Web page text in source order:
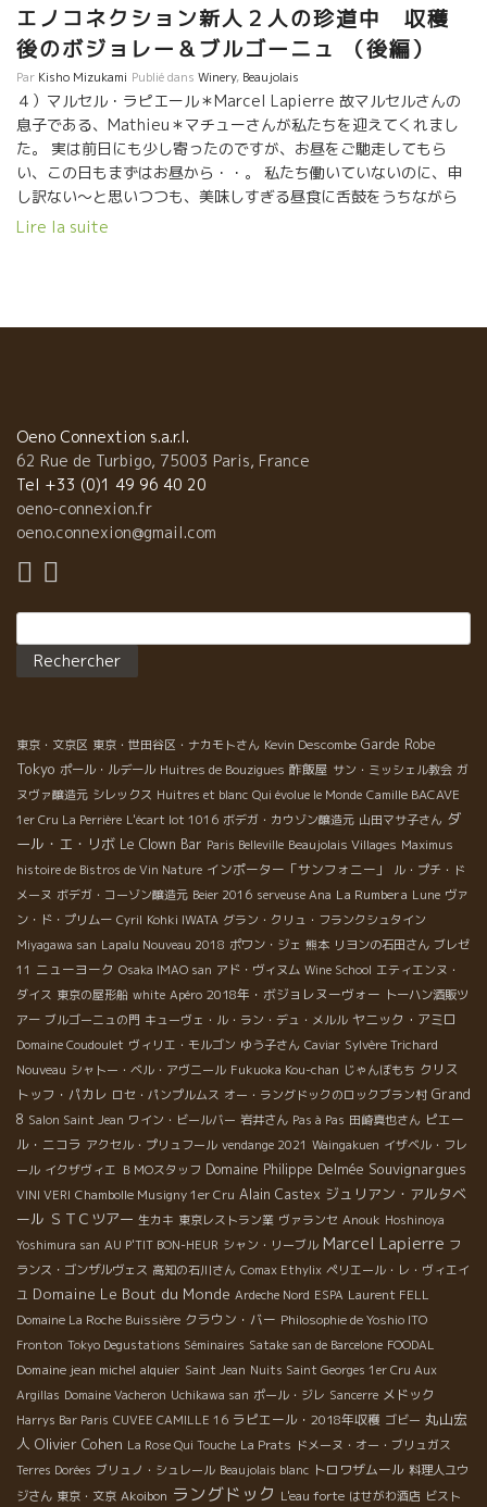
2016年 レミー・デュフェートル 気合一発！！ 過去最良の葡
萄を収穫！！ 強面のレミーの気合が若手の収穫人に乗り移った。
天候でいじめられた2016年のボジョレの村名区画で、レミーほど
完璧な葡萄と量を確保できたところは少ないだろう。 働き者のレ
ミーは必要な時に必要な処置を精確に実行できたのだろう。 若干
のベト病と乾燥の形跡はあったけどほぼ完璧な葡萄を収穫した。
レミーの満足そうな笑顔が印象的だった。 何回も何回も葡萄を食
べて、試していた。 そう、果実味と酸、糖度のバランスが、レミ
ーが狙っているポイントどうりの割合になっている。 収穫人も若
い人ばかりで明るくて活気があってよい。 レミーも畑を廻って収
指導が上手い。 レミーのリーダーとしての素質もなかなかのもの
いる。 葡萄は除梗なしのグラップ・アンティエールで葡萄房丸ご
と発酵槽に入れる。セミ・カルボ醸造。 勿論、醸造中のSO2添加
はゼロ、自然酵母のみでのアルコール発酵。 本当に綺麗な葡萄ば
かりが発酵槽に入っている。葡萄以外のものは一切混入しない。
ルモンタージは、できるだけ優しく必要な時にやる。マセラッシ
ョンはお茶出しの如くに自然に。 ２０１６年のボジョレ・ヌーヴ
ォーを絞った。 パラディをテースティング。 な・なんと爽やかで
真っ直ぐなスタイルなのだろう！ ２０１５年のあの濃縮した葡萄
ョレであんなに爽やかな１５年ヌーヴォーは無かった。 この１６
年は、凄い！！水のように体に沁み渡っていくだろう！！ 奥さん
り会って、５年間 もう後がない窮地を乗り越えて造りあげた渾身
の初ヌーヴォーだった。 その後、次々とワインを開けた。 でも、
最後は尊敬するジャン・フォワラールのコート・ド・ピィ１３を
開けた。旨い！！何という液体だ！ レミーの人生を変えた液体
だ。 2016年産は更に進化したレミーを楽しんで欲しい。 夕食の
前に食前酒でもう一本。レミーがお兄さんのように親しんでいる
チェリー・プゼラのソーヴィニョン・ブランを開けてくれた。旨
い！！ 2013年にこの場所で、ジャン、チェリー、レミー、ローラ
ンス、それと私、一緒に飲んだのを思い出した。７月１４日の暑
い夏だった。私がレミーと初めて逢った日だった。あれから、も
う３年が過ぎた。 この３年のレミーの進化は凄い！！有難う！レ
ミー、ロランス。Merci Remi et Laurence！
エノコネクション新人２人の珍道中 収穫
後のボジョレー＆ブルゴーニュ （後編）
Par Kisho Mizukami Publié dans Winery, Beaujolais
４）マルセル・ラピエール＊Marcel Lapierre 故マルセルさんの
息子である、Mathieu＊マチューさんが私たちを迎えてくれまし
た。 実は前日にも少し寄ったのですが、お昼をご馳走してもら
い、この日もまずはお昼から・・。 私たち働いていないのに、申
し訳ない～と思いつつも、美味しすぎる昼食に舌鼓をうちながら
ニコニコして しまいました。 なんでも、マチューさんはもともと
今も現役でラピエール家の原点を支えています。 ２０１５年は長
女のカミュさんが醸造全般を管理。 マチューの良き右腕的存在で
す。 末っ子のアンヌはラピエール家の太陽。 明るく、周りの雰囲
気を盛り上げ、 必要な個所に現れて援助しています。 ９月１１日
に収穫がすべて終わり、今はマセラシオン・カーボニックと圧搾
ン大桶にたっぷりはいているブドウを交互に圧搾できるそう。
が天候や気圧に影響されることがあるため、酵母と発酵の状態の
管理を綿密にし続けなければいけないとのことでした。 なんとマ
で持っているのはすごい！ 普通のヴィニュロンと同じく、ワイン
成分分析自体は近所の研究所に頼んでいるそうですが、「この機
材があればより細かく、すぐに自分の目でワインの状態を確かめ
られるからいいんだ」とマチューさん。 こだわりがうかがえます
ね！ ２０１５年産は？ 少し時間をいただいて、マチューさんから
日本の皆さんへのメッセージビデオをとらせていただきました。
「今年のブドウはとても早熟で、収穫も早く終わったけれど、ブ
ドウの質が目を見張るほど良くて、ここまでレベルの高い年は久
しぶりだよ。 ここにある全てのタンクはブドウで一杯になってい
て、醸しがはじまっているけれど、例えばこのブドウの房も、食
べてみると味わい・アロマもしっかりとしていて、素晴らしい年
であることがはっきりとわかる。セミ・マセラシォン・カーボニ
ックも例年に比べて長く、このままいけばとても美味しいワイン
が出来上がるはずだよ。 モルゴン２０１５年のパラディ（圧搾直
後のブドウジュース）も味わい深くて、とても「（マチューさん
の誇らしげな日本語で）おいしい！＾＾」。 骨格がしっかりして
いて力強く、果実味があふれているね。 皆さんには、もし１月に
来てもらうことができれば、２０１５年の美味しいワインをぜひ
味わって頂きたいです！」 ５）ジャン・クロード・ラパリュ＊
Jean Claude Lapalu 今回キショウが特に楽しみにしていたのがラ
パリュ！伊藤さんと一緒に飲んで、その美味しさに感動したそ
う、当主のジャン・クロードさんに会うのもとっても楽しみにし
ていました。 通常より５週間早めの8月25日頃に収穫が始まった
というラパリュですが、場所がとっても美しい景観のなかで、こ
んな場所に生まれたというのが羨ましくなってしまいます。 広い
醸造所に入ると、コンクリートタンクやステンレスタンク以外
に、アンフォラを発見！ なんでも友達のヴィニュロン同士でアン
フォラのグループを造っているらしく、自分で注文したアンフォ
ラ以外にも他のヴィニュロン から譲り受けたものも多いそう。
（アルマ・マターのキュヴェはアンフォラにて醸造。その年のブ
ドウの質によってアッサンブラージュの比率等を調整しているよ
うです。） ちょうど行ったときは、直下型圧搾機で１回目のプレ
Lire la suite
Oeno Connextion s.a.r.l.
62 Rue de Turbigo, 75003 Paris, France
Tel +33 (0)1 49 96 40 20
oeno-connexion.fr
oeno.connexion@gmail.com
東京・文京区 東京・世田谷区・ナカモトさん Kevin Descombe Garde Robe
Tokyo ポール・ルデール Huitres de Bouzigues 酢飯屋 サン・ミッシェル教会 ガ
ヌヴァ醸造元 シレックス Huitres et blanc Qui évolue le Monde Camille BACAVE
1er Cru La Perrière L'écart lot 1016 ボデガ・カウゾン醸造元 山田マサ子さん ダ
ール・エ・リボ Le Clown Bar Paris Belleville Beaujolais Villages Maximus
histoire de Bistros de Vin Nature インポーター「サンフォニー」
ル・プチ・ド
メーヌ ボデガ・コーゾン醸造元 Beier 2016 serveuse Ana La Rumbera Lune ヴァ
ン・ド・プリムー Cyril Kohki IWATA グラン・クリュ・フランクシュタイン
Miyagawa san Lapalu Nouveau 2018 ポワン・ジェ 熊本 リヨンの石田さん ブレゼ
11 ニューヨーク Osaka IMAO san アド・ヴィヌム Wine School エティエンヌ・
ダイス 東京の屋形船 white Apéro 2018年・ボジョレヌーヴォー トーハン酒販ツ
アー ブルゴーニュの門 キューヴェ・ル・ラン・デュ・メルル ヤニック・アミロ
Domaine Coudoulet ヴィリエ・モルゴン ゆう子さん Caviar Sylvère Trichard
Nouveau シャトー・ベル・アヴニール Fukuoka Kou-chan じゃんぼもち クリス
トッフ・パカレ ロセ・パンプルムス オー・ラングドックのロックブラン村 Grand
8 Salon Saint Jean ワイン・ビールバー 岩井さん Pas à Pas 田崎真也さん ピエー
ル・ニコラ アクセル・プリュフール vendange 2021 Waingakuen イザベル・フレ
ール イクザヴィエ ＢＭОスタッフ Domaine Philippe Delmée Souvignargues
VINI VERI Chambolle Musigny 1er Cru Alain Castex ジュリアン・アルタベ
ール ＳＴＣツアー 生カキ 東京レストラン業 ヴァランセ Anouk Hoshinoya
Yoshimura san AU P'TIT BON-HEUR シャン・リーブル Marcel Lapierre フ
ランス・ゴンザルヴェス 高知の石川さん Comax Ethylix ペリエール・レ・ヴィエイ
ユ Domaine Le Bout du Monde Ardeche Nord ESPA Laurent FELL
Domaine La Roche Buissière クラウン・バー Philosophie de Yoshio ITO
Fronton Tokyo Degustations Séminaires Satake san de Barcelone FOODAL
Domaine jean michel alquier Saint Jean Nuits Saint Georges 1er Cru Aux
Argillas Domaine Vacheron Uchikawa san ポール・ジレ Sancerre メドック
Harrys Bar Paris CUVEE CAMILLE 16 ラピエール・2018年収穫 ゴビー 丸山宏
人 Olivier Cohen La Rose Qui Touche La Prats ドメーヌ・オー・ブリュガス
Terres Dorées ブリュノ・シュレール Beaujolais blanc トロワザムール 料理人ユウ
ジさん 東京・文京 Akoibon ラングドック L'eau forte はせがわ酒店 ビスト